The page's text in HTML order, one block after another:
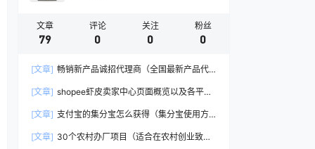
文章
79
评论
0
关注
0
粉丝
0
[文章] 畅销新产品诚招代理商（全国最新产品代
[文章] shopee虾皮卖家中心页面概览以及各平台
[文章] 支付宝的集分宝怎么获得（集分宝使用方
[文章] 30个农村办厂项目（适合在农村创业致富